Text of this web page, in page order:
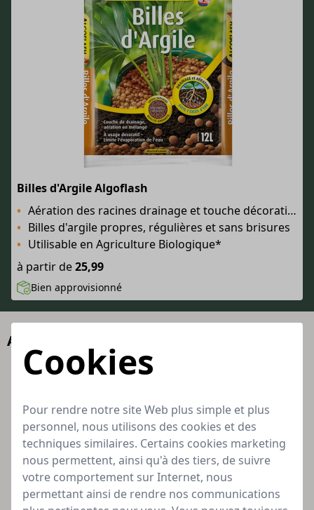
Cookies
Pour rendre notre site Web plus simple et plus
personnel, nous utilisons des cookies et des
techniques similaires. Certains cookies marketing
nous permettent, ainsi qu'à des tiers, de suivre
votre comportement sur Internet, nous
permettant ainsi de rendre nos communications
Billes d'Argile Algoflash
Aération des racines drainage et touche décorative !
Billes d'argile propres, régulières et sans brisures
Utilisable en Agriculture Biologique*
à partir de25,99
Bien approvisionné
Alternatives